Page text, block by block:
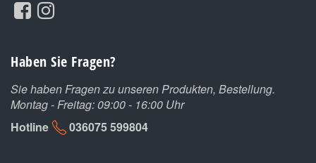
Haben Sie Fragen?
Sie haben Fragen zu unseren Produkten, Bestellung.
Montag - Freitag: 09:00 - 16:00 Uhr
Hotline
036075 599804